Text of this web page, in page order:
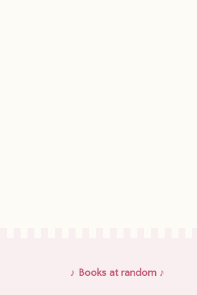
♪ Books at random ♪